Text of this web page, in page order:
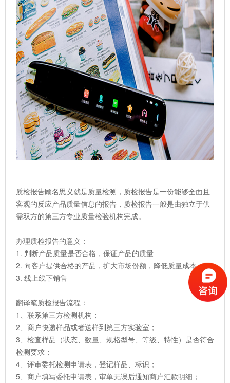
质检报告顾名思义就是质量检测，质检报告是一份能够全面且
客观的反应产品质量信息的报告，质检报告一般是由独立于供
需双方的第三方专业质量检验机构完成。
办理质检报告的意义：
1. 判断产品质量是否合格，保证产品的质量
2. 向客户提供合格的产品，扩大市场份额，降低质量成本
3. 线上线下销售
翻译笔质检报告流程：
1、联系第三方检测机构；
2、商户快递样品或者送样到第三方实验室；
3、检查样品（状态、数量、规格型号、等级、特性）是否符合
检测要求；
4、评审委托检测申请表，登记样品、标识；
5、商户填写委托申请表，审单无误后通知商户汇款明细；